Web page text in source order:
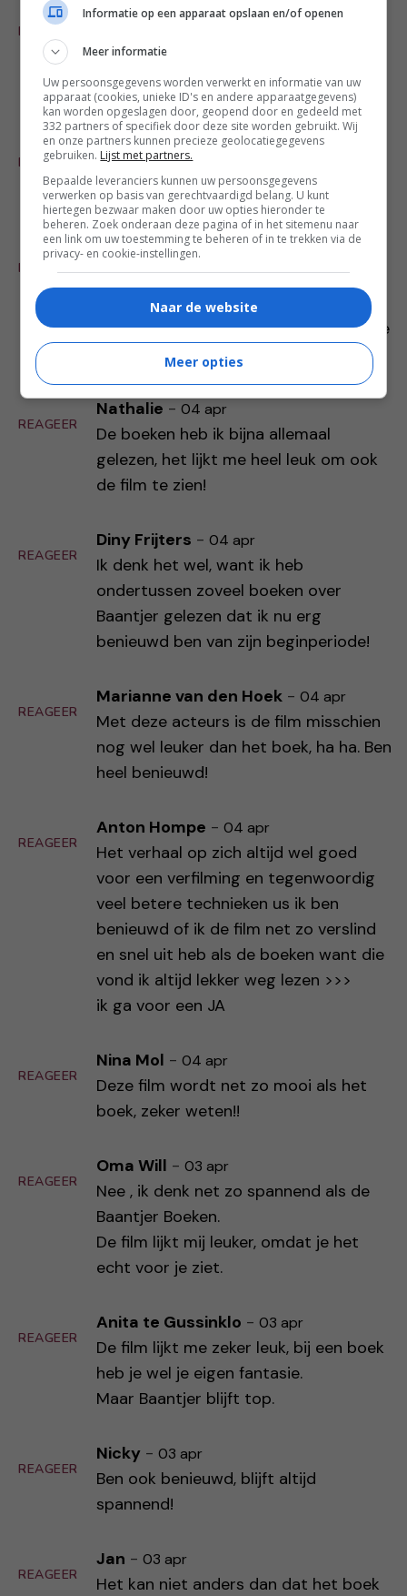
REAGEER
Marloes-05 apr
Ik verwacht het wel want ik vind film
dan een boek.
REAGEER
lizette-05 apr
Ik heb de trailer gezien en het ziet er
goed uit
REAGEER
marian janssen
de film ziet leuk uit en zal ook best
goed zijn. Maar de boeken zijn
geweldig, met een eeuwige vledder die
in de nek hijgt. Prachtig
REAGEER
Nathalie - 04 apr
De boeken heb ik bijna allemaal
gelezen, het lijkt me heel leuk om ook
de film te zien!
REAGEER
Diny Frijters - 04 apr
Ik denk het wel, want ik heb
ondertussen zoveel boeken over
Baantjer gelezen dat ik nu erg
benieuwd ben van zijn beginperiode!
REAGEER
Marianne van den Hoek - 04 apr
Met deze acteurs is de film misschien
nog wel leuker dan het boek, ha ha. Ben
heel benieuwd!
REAGEER
Anton Hompe - 04 apr
Het verhaal op zich altijd wel goed
voor een verfilming en tegenwoordig
veel betere technieken us ik ben
benieuwd of ik de film net zo verslind
en snel uit heb als de boeken want die
vond ik altijd lekker weg lezen >>>
ik ga voor een JA
REAGEER
Nina Mol - 04 apr
Deze film wordt net zo mooi als het
boek, zeker weten!!
REAGEER
Oma Will - 03 apr
Nee , ik denk net zo spannend als de
Baantjer Boeken.
De film lijkt mij leuker, omdat je het
echt voor je ziet.
REAGEER
Anita te Gussinklo - 03 apr
De film lijkt me zeker leuk, bij een boek
heb je wel je eigen fantasie.
Maar Baantjer blijft top.
REAGEER
Nicky - 03 apr
Ben ook benieuwd, blijft altijd
spannend!
REAGEER
Jan - 03 apr
Het kan niet anders dan dat het boek
Informatie op een apparaat opslaan en/of openen
Meer informatie
Uw persoonsgegevens worden verwerkt en informatie van uw
apparaat (cookies, unieke ID's en andere apparaatgegevens)
kan worden opgeslagen door, geopend door en gedeeld met
332 partners of specifiek door deze site worden gebruikt. Wij
en onze partners kunnen precieze geolocatiegegevens
gebruiken. Lijst met partners.
Bepaalde leveranciers kunnen uw persoonsgegevens
verwerken op basis van gerechtvaardigd belang. U kunt
hiertegen bezwaar maken door uw opties hieronder te
beheren. Zoek onderaan deze pagina of in het sitemenu naar
een link om uw toestemming te beheren of in te trekken via de
privacy- en cookie-instellingen.
Naar de website
Meer opties